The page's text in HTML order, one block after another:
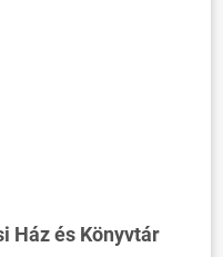
Ház és Könyvtár